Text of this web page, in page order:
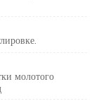
молотого